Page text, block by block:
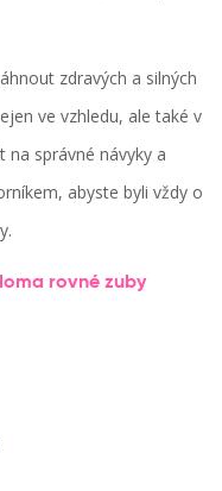
zdravých a silných
ve vzhledu, ale také v
na správné návyky a
abyste byli vždy o
rovné zuby